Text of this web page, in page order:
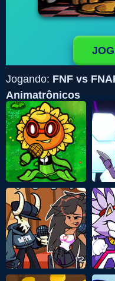
Jogando: FNF vs
Animatrônicos